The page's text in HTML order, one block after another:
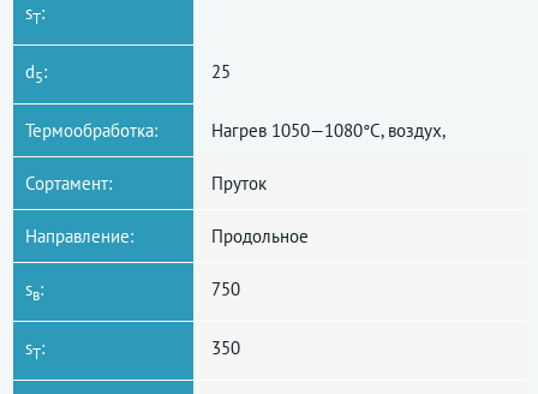
sT:
d5: 25
Термообработка: Нагрев 1050—1080°C, воздух,
Сортамент: Пруток
Направление: Продольное
sв: 750
sT: 350